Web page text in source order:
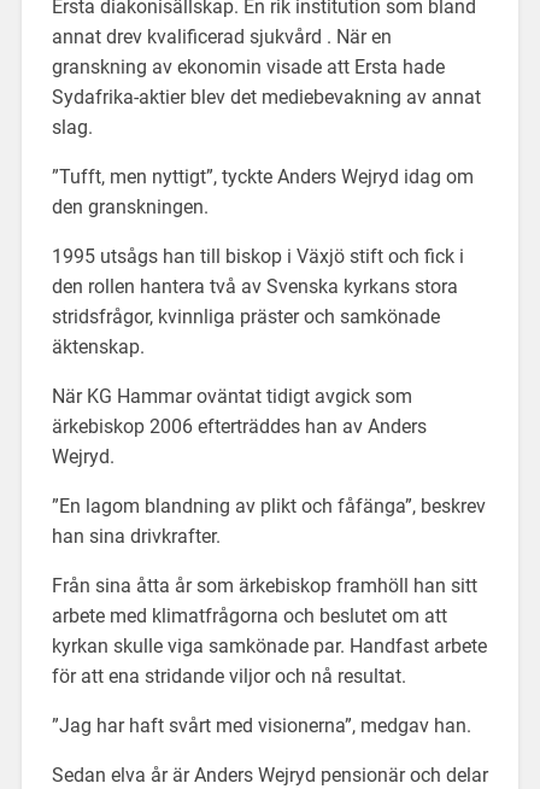
Ersta diakonisällskap. En rik institution som bland
annat drev kvalificerad sjukvård . När en
granskning av ekonomin visade att Ersta hade
Sydafrika-aktier blev det mediebevakning av annat
slag.
”Tufft, men nyttigt”, tyckte Anders Wejryd idag om
den granskningen.
1995 utsågs han till biskop i Växjö stift och fick i
den rollen hantera två av Svenska kyrkans stora
stridsfrågor, kvinnliga präster och samkönade
äktenskap.
När KG Hammar oväntat tidigt avgick som
ärkebiskop 2006 efterträddes han av Anders
Wejryd.
”En lagom blandning av plikt och fåfänga”, beskrev
han sina drivkrafter.
Från sina åtta år som ärkebiskop framhöll han sitt
arbete med klimatfrågorna och beslutet om att
kyrkan skulle viga samkönade par. Handfast arbete
för att ena stridande viljor och nå resultat.
”Jag har haft svårt med visionerna”, medgav han.
Sedan elva år är Anders Wejryd pensionär och delar